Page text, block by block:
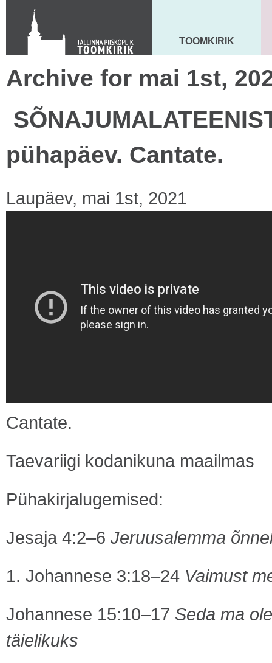
KONTAKT
Toom-Kooli 6, 10130 TALLINN
tallinna.toom@eelk.ee
MAARJA KIRIK
TOOMKIRIK
Archive for mai 1st,
pühapäev. Cantate.
Laupäev, mai 1st, 2021
Cantate.
Taevariigi kodanikuna maailmas
Pühakirjalugemised:
Jesaja 4:2–6 Jeruusalemma
1. Johannese 3:18–24 Vaimust
Johannese 15:10–17 Seda ma
täielikuks